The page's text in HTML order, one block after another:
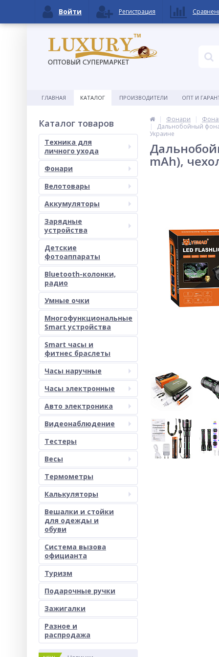
ГЛАВНАЯ КАТАЛОГ ПРОИЗВОДИТЕЛИ ОПТ И
Каталог товаров
Техника для
личного ухода
Фонари
Велотовары
Аккумуляторы
Зарядные
устройства
Детские
фотоаппараты
Bluetooth-колонки,
радио
Умные очки
Многофункциональные
Smart устройства
Smart часы и
фитнес браслеты
Часы наручные
Часы электронные
Авто электроника
Видеонаблюдение
Тестеры
Весы
Термометры
Калькуляторы
Вешалки и стойки
для одежды и
обуви
Система вызова
официанта
Туризм
Подарочные ручки
Зажигалки
Разное и
раcпродажа
Фонари
Дальнобойный
Украине
mAh),
Войти Регистрация